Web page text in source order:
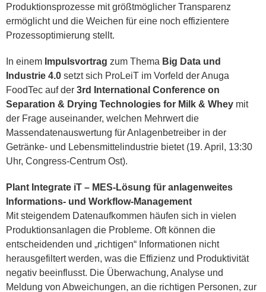
Produktionsprozesse mit größtmöglicher Transparenz
ermöglicht und die Weichen für eine noch effizientere
Prozessoptimierung stellt.
In einem Impulsvortrag zum Thema Big Data und
Industrie 4.0 setzt sich ProLeiT im Vorfeld der Anuga
FoodTec auf der 3rd International Conference on
Separation & Drying Technologies for Milk & Whey mit
der Frage auseinander, welchen Mehrwert die
Massendatenauswertung für Anlagenbetreiber in der
Getränke- und Lebensmittelindustrie bietet (19. April, 13:30
Uhr, Congress-Centrum Ost).
Plant Integrate iT – MES-Lösung für anlagenweites
Informations- und Workflow-Management
Mit steigendem Datenaufkommen häufen sich in vielen
Produktionsanlagen die Probleme. Oft können die
entscheidenden und „richtigen“ Informationen nicht
herausgefiltert werden, was die Effizienz und Produktivität
negativ beeinflusst. Die Überwachung, Analyse und
Meldung von Abweichungen, an die richtigen Personen, zur